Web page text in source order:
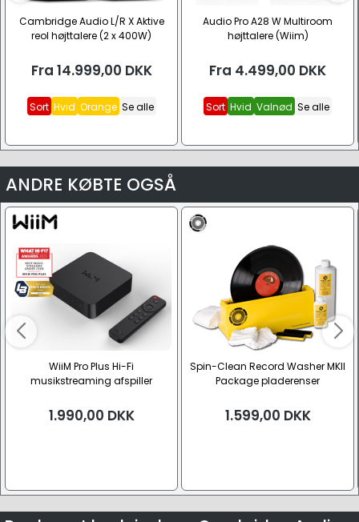
Cambridge Audio L/R X Aktive
reol højttalere (2 x 400W)
Fra 14.999,00 DKK
Sort Hvid Orange Se alle
Audio Pro A28 W Multiroom
højttalere (Wiim)
Fra 4.499,00 DKK
Sort Hvid Valnød Se alle
ANDRE KØBTE OGSÅ
WiiM Pro Plus Hi-Fi
musikstreaming afspiller
1.990,00 DKK
Spin-Clean Record Washer MKII
Package pladerenser
1.599,00 DKK